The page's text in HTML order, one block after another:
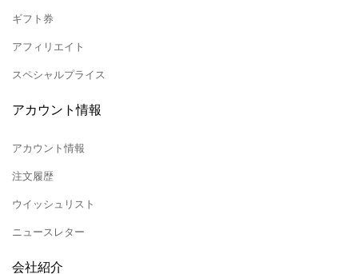
ギフト券
アフィリエイト
スペシャルプライス
アカウント情報
アカウント情報
注文履歴
ウイッシュリスト
ニュースレター
会社紹介